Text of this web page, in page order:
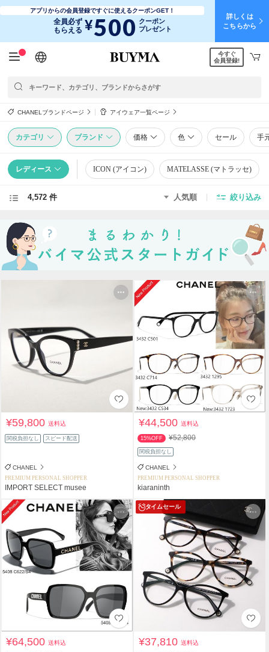
アプリからの会員登録ですぐに使えるクーポンGET！
全員必ず
もらえる ¥500 クーポン
プレゼント
詳しくは
こちらから
日本語
English
简体中文
繁體中文
今すぐ
会員登録!
CHANELブランドページ アイウェア一覧ページ
カテゴリ ブランド 価格 色 セール 手
レディース ICON (アイコン) MATELASSE (マトラッセ)
4,572 件 人気順 絞り込み
¥59,800送料込
関税負担なし スピード配送
CHANEL
PREMIUM PERSONAL SHOPPER
IMPORT SELECT musee
¥44,500送料込
15%OFF ¥52,800
関税負担なし
CHANEL
PREMIUM PERSONAL SHOPPER
kiaraninth
¥64,500送料込
タイムセール
¥37,810送料込